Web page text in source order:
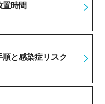
時間
と感染症リスク